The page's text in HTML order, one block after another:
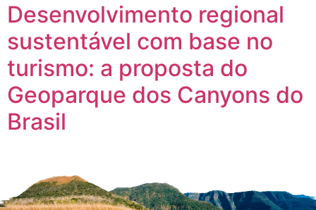
Desenvolvimento regional
sustentável com base no
turismo: a proposta do
Geoparque dos Canyons do
Brasil